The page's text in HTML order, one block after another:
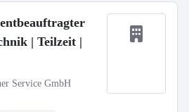
| Teilzeit |
Service GmbH